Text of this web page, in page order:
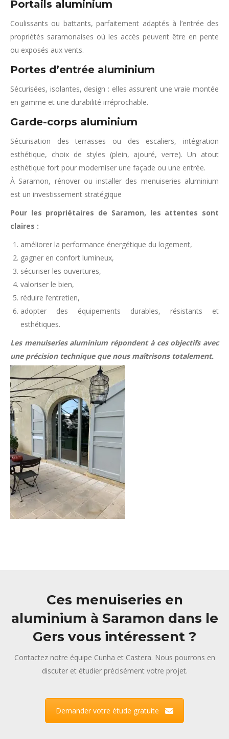
Portails aluminium
Coulissants ou battants, parfaitement adaptés à l’entrée des
propriétés saramonaises où les accès peuvent être en pente
ou exposés aux vents.
Portes d’entrée aluminium
Sécurisées, isolantes, design : elles assurent une vraie montée
en gamme et une durabilité irréprochable.
Garde-corps aluminium
Sécurisation des terrasses ou des escaliers, intégration
esthétique, choix de styles (plein, ajouré, verre). Un atout
esthétique fort pour moderniser une façade ou une entrée.
À Saramon, rénover ou installer des menuiseries aluminium
est un investissement stratégique
Pour les propriétaires de Saramon, les attentes sont
claires :
améliorer la performance énergétique du logement,
gagner en confort lumineux,
sécuriser les ouvertures,
valoriser le bien,
réduire l’entretien,
adopter des équipements durables, résistants et
esthétiques.
Les menuiseries aluminium répondent à ces objectifs avec
une précision technique que nous maîtrisons totalement.
Ces menuiseries en
aluminium à Saramon dans le
Gers vous intéressent ?
Contactez notre équipe Cunha et Castera. Nous pourrons en
discuter et étudier précisément votre projet.
Demander votre étude gratuite